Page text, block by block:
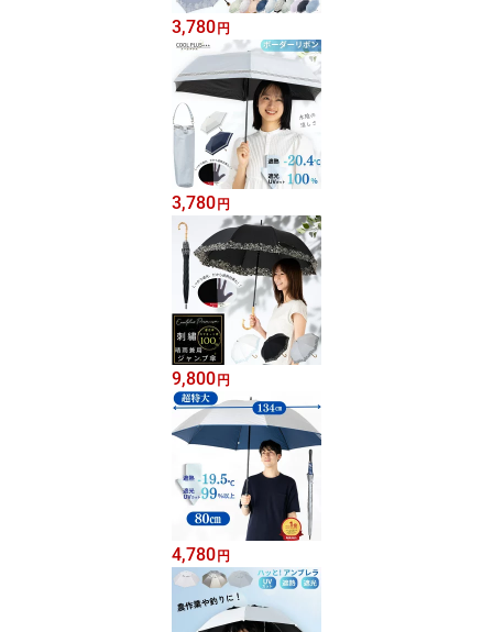
3,780円
3,780円
9,800円
4,780円